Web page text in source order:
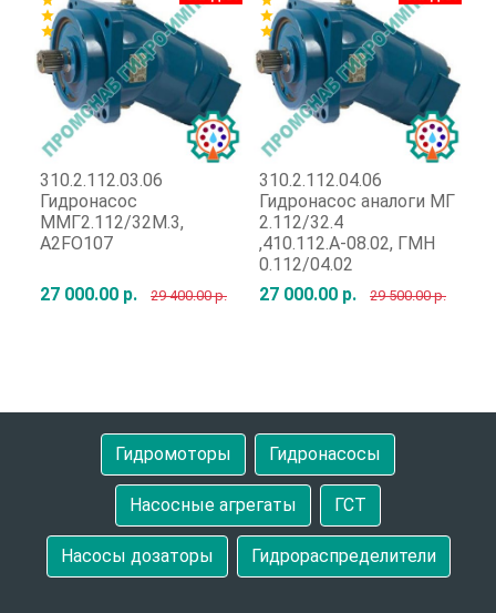
310.2.112.03.06
Гидронасос
ММГ2.112/32М.3,
A2FO107
27 000.00 р. 29 400.00 р.
star
star
310.2.112.04.06
Гидронасос аналоги МГ
2.112/32.4
,410.112.А-08.02, ГМН
0.112/04.02
27 000.00 р.
29 500.00 р.
star
star
Гидромоторы Гидронасосы
Насосные агрегаты ГСТ
Насосы дозаторы Гидрораспределители